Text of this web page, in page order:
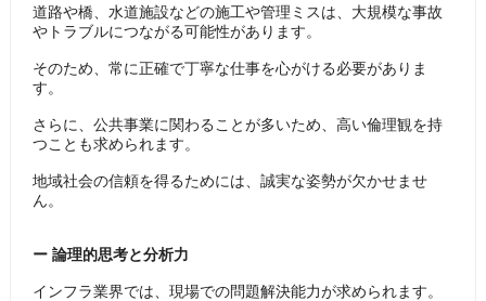
道路や橋、水道施設などの施工や管理ミスは、大規模な事故
やトラブルにつながる可能性があります。
そのため、常に正確で丁寧な仕事を心がける必要がありま
す。
さらに、公共事業に関わることが多いため、高い倫理観を持
つことも求められます。
地域社会の信頼を得るためには、誠実な姿勢が欠かせませ
ん。
ー 論理的思考と分析力
インフラ業界では、現場での問題解決能力が求められます。